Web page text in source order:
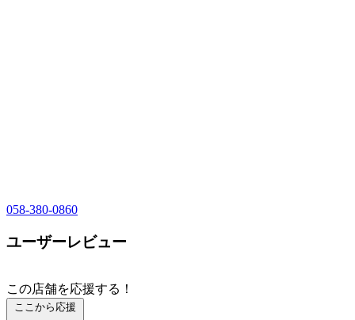
058-380-0860
ユーザーレビュー
この店舗を応援する！
ここから応援